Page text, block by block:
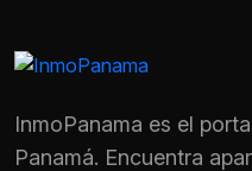
InmoPanama es el
Panamá. Encuentra